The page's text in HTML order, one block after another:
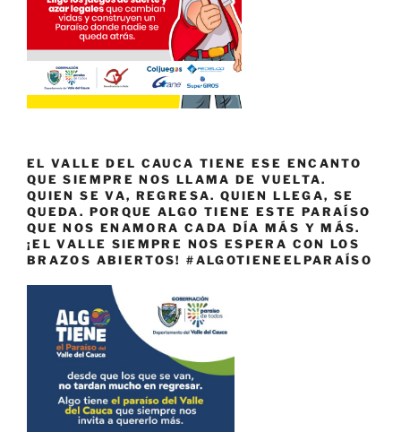
EL VALLE DEL CAUCA TIENE ESE ENCANTO
QUE SIEMPRE NOS LLAMA DE VUELTA.
QUIEN SE VA, REGRESA. QUIEN LLEGA, SE
QUEDA. PORQUE ALGO TIENE ESTE PARAÍSO
QUE NOS ENAMORA CADA DÍA MÁS Y MÁS.
¡EL VALLE SIEMPRE NOS ESPERA CON LOS
BRAZOS ABIERTOS! #ALGOTIENEELPARAÍSO